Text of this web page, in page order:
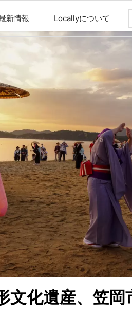
新情報 Locallyについて
文化遺産、笠